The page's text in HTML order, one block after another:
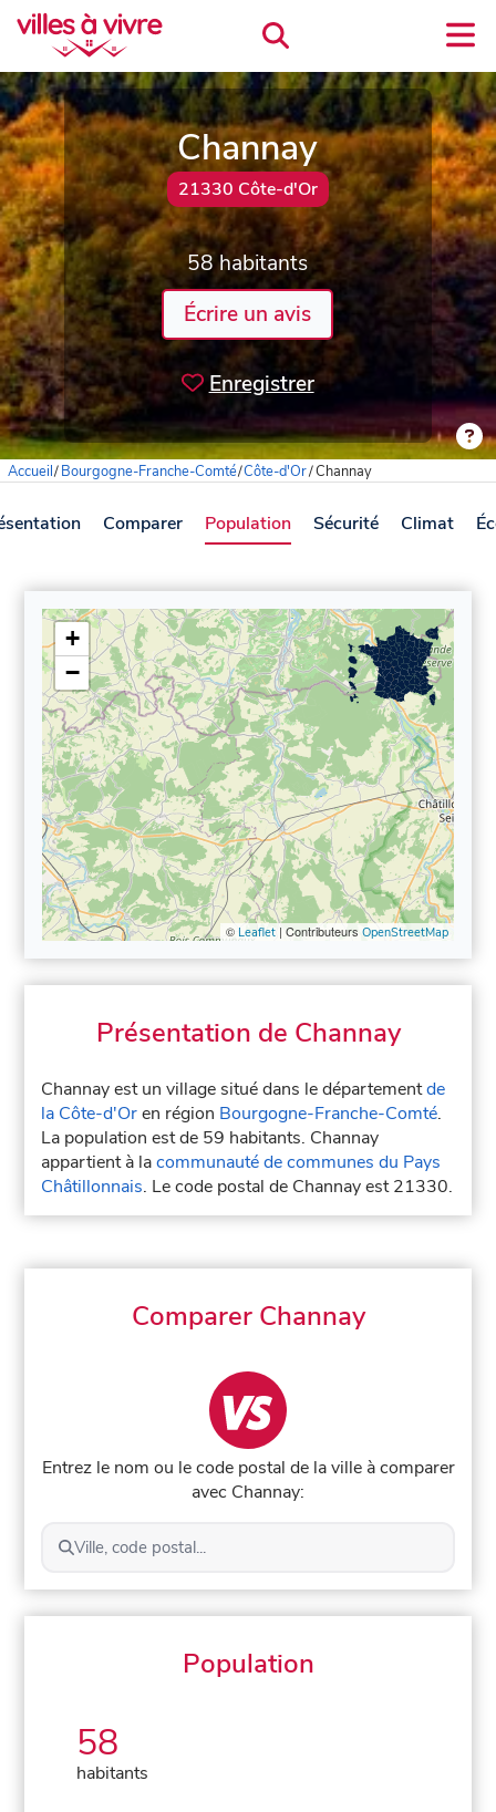
Channay
21330 Côte-d'Or
58 habitants
Écrire un avis
Enregistrer
Accueil/Bourgogne-Franche-Comté/Côte-d'Or/Channay
Comparer Population Sécurité Climat
+
−
© Leaflet| Contributeurs OpenStreetMap
Présentation de Channay
Channay est un village situé dans le départementde
la Côte-d'Oren région Bourgogne-Franche-Comté.
La population est de 59 habitants. Channay
appartient à lacommunauté de communes du Pays
Châtillonnais. Le code postal de Channay est 21330.
Comparer Channay
Entrez le nom ou le code postal de la ville à comparer
avec Channay:
Ville, code postal...
Population
58
habitants